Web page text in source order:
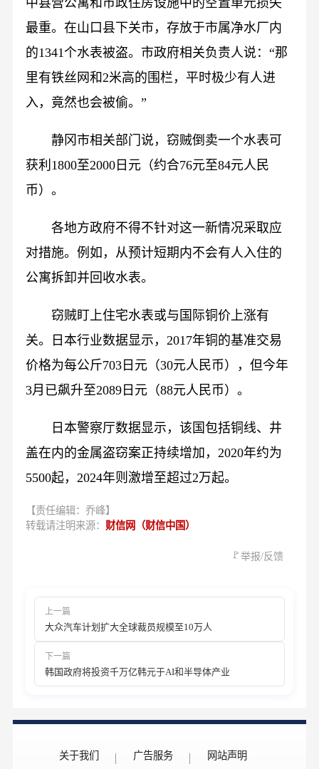
中县营公寓和市政住房设施中的空置单元损失
最重。在山口县下关市，存放于市属净水厂内
的1341个水表被盗。市政府相关负责人说：“那
里有铁丝网和2米高的围栏，平时极少有人进
入，竟然也会被偷。”
静冈市相关部门说，窃贼倒卖一个水表可
获利1800至2000日元（约合76元至84元人民
币）。
各地方政府不得不针对这一新情况采取应
对措施。例如，从预计短期内不会有人入住的
公寓拆卸并回收水表。
窃贼盯上住宅水表或与国际铜价上涨有
关。日本行业数据显示，2017年铜的基准交易
价格为每公斤703日元（30元人民币），但今年
3月已飙升至2089日元（88元人民币）。
日本警察厅数据显示，该国包括铜线、井
盖在内的金属盗窃案正持续增加，2020年约为
5500起，2024年则激增至超过2万起。
【责任编辑：乔峰】
转载请注明来源： 财信网（财信中国）
🚩举报/反馈
上一篇
大众汽车计划扩大全球裁员规模至10万人
下一篇
韩国政府将投资千万亿韩元于AI和半导体产业
关于我们 广告服务 网站声明